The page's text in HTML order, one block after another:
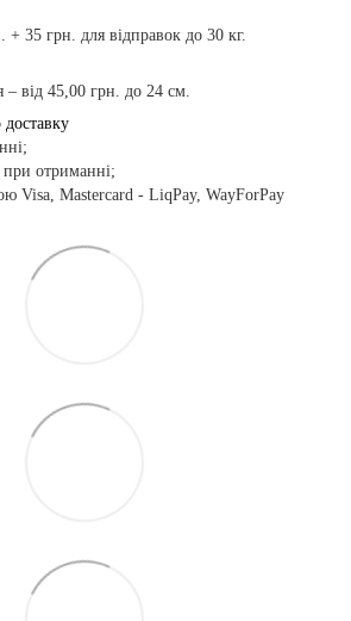
+ 35 грн. для відправок до 30 кг.
– від 45,00 грн. до 24 см.
при отриманні;
Visa, Mastercard - LiqPay, WayForPay